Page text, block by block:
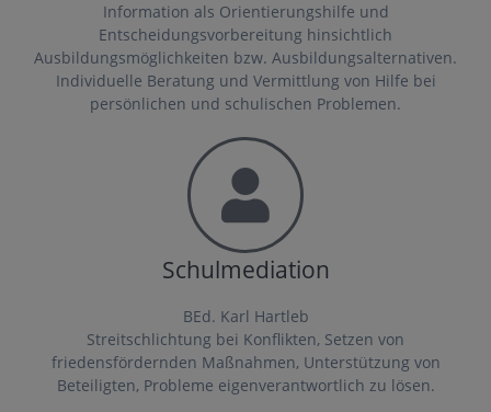
Information als Orientierungshilfe und
Entscheidungsvorbereitung hinsichtlich
Ausbildungsmöglichkeiten bzw. Ausbildungsalternativen.
Individuelle Beratung und Vermittlung von Hilfe bei
persönlichen und schulischen Problemen.
Schulmediation
BEd. Karl Hartleb
Streitschlichtung bei Konflikten, Setzen von
friedensfördernden Maßnahmen, Unterstützung von
Beteiligten, Probleme eigenverantwortlich zu lösen.